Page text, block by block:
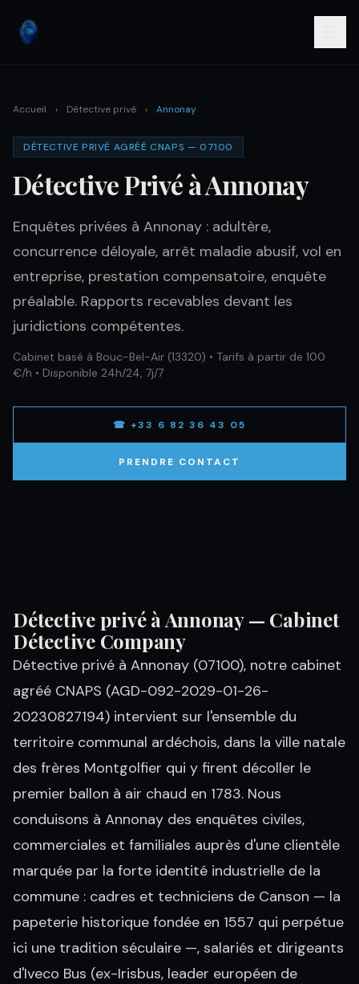
Accueil › Détective privé › Annonay
DÉTECTIVE PRIVÉ AGRÉÉ CNAPS — 07100
Détective Privé à Annonay
Enquêtes privées à Annonay : adultère,
concurrence déloyale, arrêt maladie abusif, vol en
entreprise, prestation compensatoire, enquête
préalable. Rapports recevables devant les
juridictions compétentes.
Cabinet basé à Bouc-Bel-Air (13320) • Tarifs à partir de 100
€/h • Disponible 24h/24, 7j/7
☎ +33 6 82 36 43 05
PRENDRE CONTACT
Détective privé à Annonay — Cabinet
Détective Company
Détective privé à Annonay (07100), notre cabinet
agréé CNAPS (AGD-092-2029-01-26-
20230827194) intervient sur l'ensemble du
territoire communal ardéchois, dans la ville natale
des frères Montgolfier qui y firent décoller le
premier ballon à air chaud en 1783. Nous
conduisons à Annonay des enquêtes civiles,
commerciales et familiales auprès d'une clientèle
marquée par la forte identité industrielle de la
commune : cadres et techniciens de Canson — la
papeterie historique fondée en 1557 qui perpétue
ici une tradition séculaire —, salariés et dirigeants
d'Iveco Bus (ex-Irisbus, leader européen de